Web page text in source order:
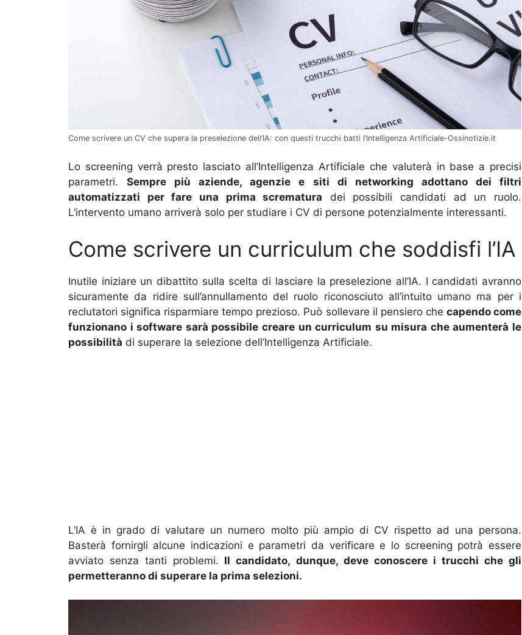
Come scrivere un CV che supera la preselezione dell’IA: con questi trucchi batti l’Intelligenza Artificiale-Ossinotizie.it
Lo screening verrà presto lasciato all’Intelligenza Artificiale che valuterà in base a precisi
parametri.Sempre più aziende, agenzie e siti di networking adottano dei filtri
automatizzati per fare una prima scrematura dei possibili candidati ad un ruolo.
L’intervento umano arriverà solo per studiare i CV di persone potenzialmente interessanti.
Come scrivere un curriculum che soddisfi l’IA
Inutile iniziare un dibattito sulla scelta di lasciare la preselezione all’IA. I candidati avranno
sicuramente da ridire sull’annullamento del ruolo riconosciuto all’intuito umano ma per i
reclutatori significa risparmiare tempo prezioso. Può sollevare il pensiero che capendo come
funzionano i software sarà possibile creare un curriculum su misura che aumenterà le
possibilità di superare la selezione dell’Intelligenza Artificiale.
L’IA è in grado di valutare un numero molto più ampio di CV rispetto ad una persona.
Basterà fornirgli alcune indicazioni e parametri da verificare e lo screening potrà essere
avviato senza tanti problemi. Il candidato, dunque, deve conoscere i trucchi che gli
permetteranno di superare la prima selezioni.